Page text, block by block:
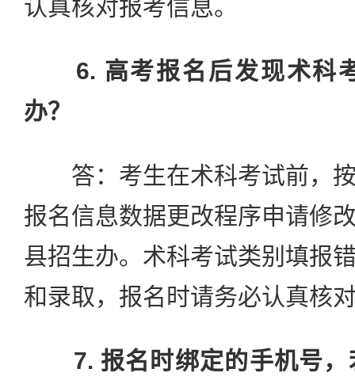
认真核对报考信息。
6. 高考报名后发现术科
办？
答：考生在术科考试前，按
报名信息数据更改程序申请修
县招生办。术科考试类别填报
和录取，报名时请务必认真核
7. 报名时绑定的手机号